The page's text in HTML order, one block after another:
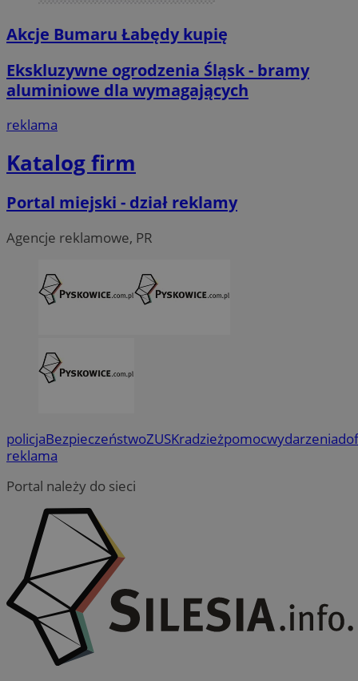
Akcje Bumaru Łabędy kupię
Ekskluzywne ogrodzenia Śląsk - bramy
aluminiowe dla wymagających
reklama
Katalog firm
Portal miejski - dział reklamy
Agencje reklamowe, PR
policjaBezpieczeństwoZUSKradzieżpomocwydarzenia
reklama
Portal należy do sieci